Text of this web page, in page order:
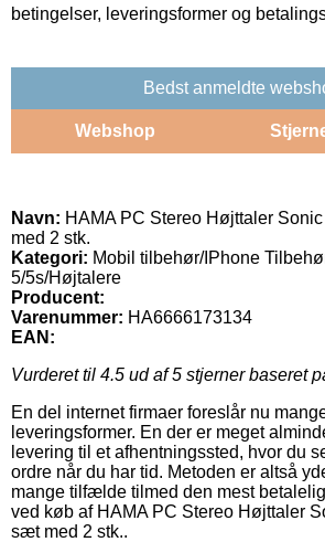
betingelser, leveringsformer og
Bedst anmeldte
Webshop
Navn: HAMA PC Stereo Højttaler
med 2 stk.
Kategori: Mobil tilbehør/IPhone
5/5s/Højtalere
Producent:
Varenummer: HA6666173134
EAN:
Vurderet til 4.5 ud af 5 stjerner baseret
En del internet firmaer foreslår nu
leveringsformer. En der er meget
levering til et afhentningssted, hvor du
ordre når du har tid. Metoden er altså
mange tilfælde tilmed den mest
ved køb af HAMA PC Stereo Højttaler
sæt med 2 stk..